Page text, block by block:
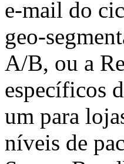
e-mail do
geo-
A/B, ou a
específicos
um para
níveis de